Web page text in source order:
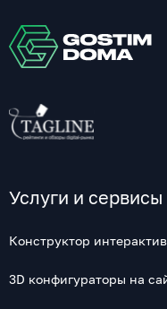
Услуги и сервисы
Конструктор
3D конфигураторы на